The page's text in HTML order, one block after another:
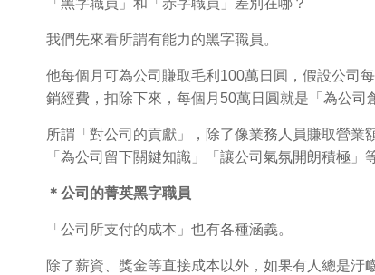
「黑字職員」和「赤字職員」差別在哪？
我們先來看所謂有能力的黑字職員。
他每個月可為公司賺取毛利100萬日圓，假設公司
銷經費，扣除下來，每個月50萬日圓就是「為公司
所謂「對公司的貢獻」，除了像業務人員賺取營業
「為公司留下關鍵知識」「讓公司氣氛開朗積極」
＊公司的菁英黑字職員
「公司所支付的成本」也有各種涵義。
除了薪資、獎金等直接成本以外，如果有人總是